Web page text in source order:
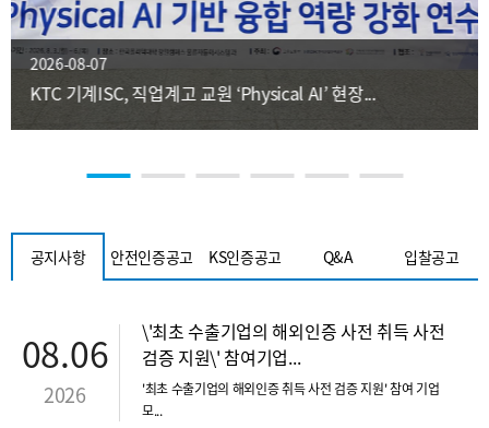
2026-08-07
KTC 기계ISC, 직업계고 교원 ‘Physical AI’ 현장...
공지사항 안전인증공고 KS인증공고 Q&A 입찰공고
08.06
2026
\'최초 수출기업의 해외인증 사전 취득 사전
검증 지원\' 참여기업...
'최초 수출기업의 해외인증 취득 사전 검증 지원' 참여 기업
모...